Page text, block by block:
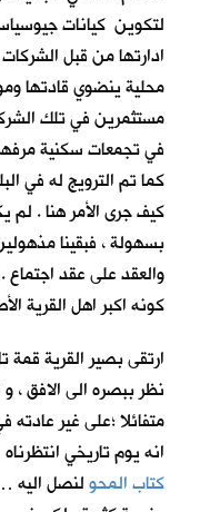
لتكوين كيانات
ادارتها من قبل
محلية ينضوي قادتها
مستثمرين في تلك
في تجمعات سكنية
كما تم الترويج له في
كيف جرى الأمر هنا . لم
بسهولة ، فبقينا
والعقد على عقد
كونه اكبر اهل القرية
ارتقى بصير القرية
نظر ببصره الى الافق ،
متفائلا ؛على غير عادته
انه يوم تاريخي
كتاب المحولنصل اليه